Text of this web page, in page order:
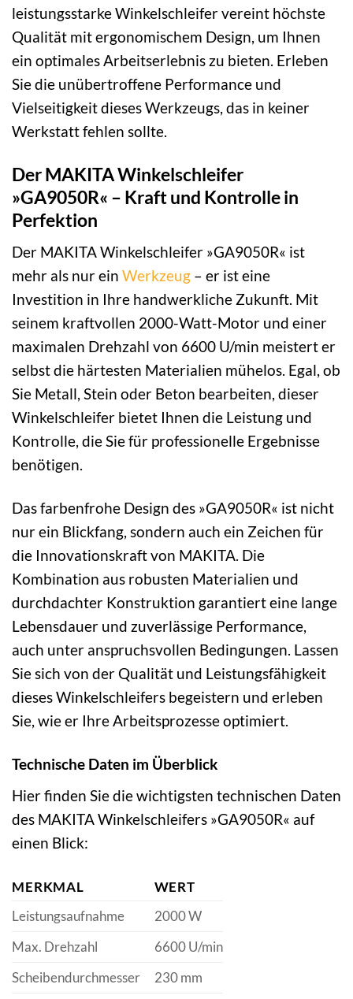
leistungsstarke Winkelschleifer vereint höchste
Qualität mit ergonomischem Design, um Ihnen
ein optimales Arbeitserlebnis zu bieten. Erleben
Sie die unübertroffene Performance und
Vielseitigkeit dieses Werkzeugs, das in keiner
Werkstatt fehlen sollte.
Der MAKITA Winkelschleifer
»GA9050R« – Kraft und Kontrolle in
Perfektion
Der MAKITA Winkelschleifer »GA9050R« ist
mehr als nur ein Werkzeug – er ist eine
Investition in Ihre handwerkliche Zukunft. Mit
seinem kraftvollen 2000-Watt-Motor und einer
maximalen Drehzahl von 6600 U/min meistert er
selbst die härtesten Materialien mühelos. Egal, ob
Sie Metall, Stein oder Beton bearbeiten, dieser
Winkelschleifer bietet Ihnen die Leistung und
Kontrolle, die Sie für professionelle Ergebnisse
benötigen.
Das farbenfrohe Design des »GA9050R« ist nicht
nur ein Blickfang, sondern auch ein Zeichen für
die Innovationskraft von MAKITA. Die
Kombination aus robusten Materialien und
durchdachter Konstruktion garantiert eine lange
Lebensdauer und zuverlässige Performance,
auch unter anspruchsvollen Bedingungen. Lassen
Sie sich von der Qualität und Leistungsfähigkeit
dieses Winkelschleifers begeistern und erleben
Sie, wie er Ihre Arbeitsprozesse optimiert.
Technische Daten im Überblick
Hier finden Sie die wichtigsten technischen Daten
des MAKITA Winkelschleifers »GA9050R« auf
einen Blick:
MERKMAL
WERT
Leistungsaufnahme
2000 W
Max. Drehzahl
6600 U/min
Scheibendurchmesser
230 mm